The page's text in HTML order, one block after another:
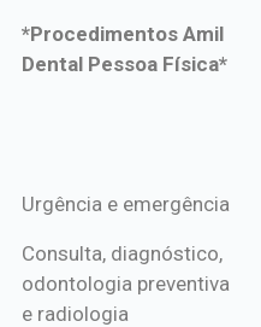
*Procedimentos Amil
Dental Pessoa Física*
*Procedimentos Amil
Urgência e emergência
Consulta, diagnóstico,
odontologia preventiva
e radiologia